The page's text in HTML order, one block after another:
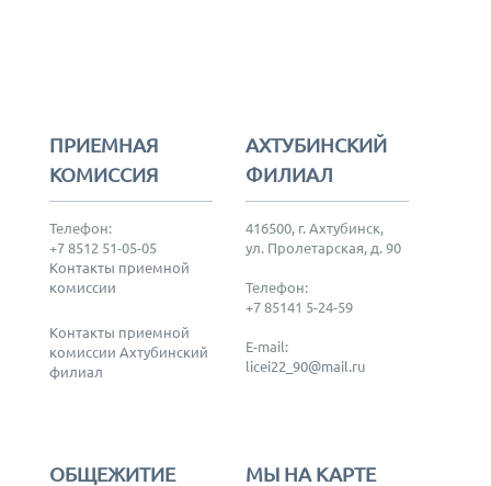
ПРИЕМНАЯ
КОМИССИЯ
Телефон:
+7 8512 51-05-05
Контакты приемной
комиссии
Контакты приемной
комиссии Ахтубинский
филиал
АХТУБИНСКИЙ
ФИЛИАЛ
416500, г. Ахтубинск,
ул. Пролетарская, д. 90
Телефон:
+7 85141 5-24-59
E-mail:
licei22_90@mail.ru
ОБЩЕЖИТИЕ МЫ НА КАРТЕ